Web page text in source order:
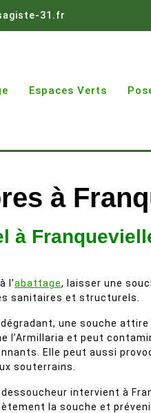
31.fr
Espaces Verts
à
à
l’abattage, laisser une
sanitaires et structurels.
dégradant, une souche
l’Armillaria et peut
Elle peut aussi
souterrains.
dessoucheur intervient à
la souche et